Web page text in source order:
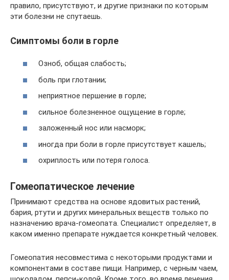
правило, присутствуют, и другие признаки по которым
эти болезни не спутаешь.
Симптомы боли в горле
Озноб, общая слабость;
боль при глотании;
неприятное першение в горле;
сильное болезненное ощущение в горле;
заложенный нос или насморк;
иногда при боли в горле присутствует кашель;
охриплость или потеря голоса.
Гомеопатическое лечение
Принимают средства на основе ядовитых растений,
бария, ртути и других минеральных веществ только по
назначению врача-гомеопата. Специалист определяет, в
каком именно препарате нуждается конкретный человек.
Гомеопатия несовместима с некоторыми продуктами и
компонентами в составе пищи. Например, с черным чаем,